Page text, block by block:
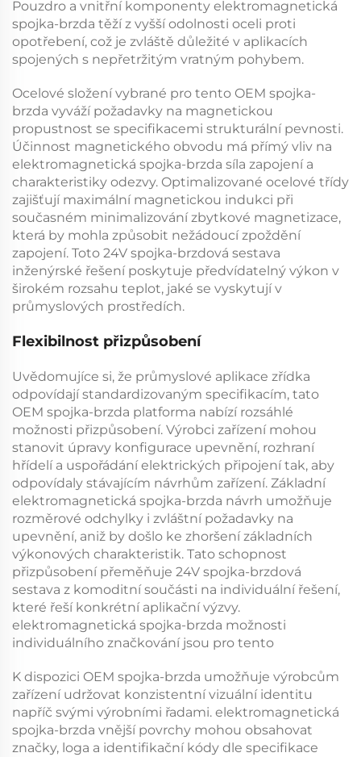
Pouzdro a vnitřní komponenty elektromagnetická
spojka-brzda těží z vyšší odolnosti oceli proti
opotřebení, což je zvláště důležité v aplikacích
spojených s nepřetržitým vratným pohybem.
Ocelové složení vybrané pro tento OEM spojka-
brzda vyváží požadavky na magnetickou
propustnost se specifikacemi strukturální pevnosti.
Účinnost magnetického obvodu má přímý vliv na
elektromagnetická spojka-brzda síla zapojení a
charakteristiky odezvy. Optimalizované ocelové třídy
zajišťují maximální magnetickou indukci při
současném minimalizování zbytkové magnetizace,
která by mohla způsobit nežádoucí zpoždění
zapojení. Toto 24V spojka-brzdová sestava
inženýrské řešení poskytuje předvídatelný výkon v
širokém rozsahu teplot, jaké se vyskytují v
průmyslových prostředích.
Flexibilnost přizpůsobení
Uvědomujíce si, že průmyslové aplikace zřídka
odpovídají standardizovaným specifikacím, tato
OEM spojka-brzda platforma nabízí rozsáhlé
možnosti přizpůsobení. Výrobci zařízení mohou
stanovit úpravy konfigurace upevnění, rozhraní
hřídelí a uspořádání elektrických připojení tak, aby
odpovídaly stávajícím návrhům zařízení. Základní
elektromagnetická spojka-brzda návrh umožňuje
rozměrové odchylky i zvláštní požadavky na
upevnění, aniž by došlo ke zhoršení základních
výkonových charakteristik. Tato schopnost
přizpůsobení přeměňuje 24V spojka-brzdová
sestava z komoditní součásti na individuální řešení,
které řeší konkrétní aplikační výzvy.
elektromagnetická spojka-brzda možnosti
individuálního značkování jsou pro tento
K dispozici OEM spojka-brzda umožňuje výrobcům
zařízení udržovat konzistentní vizuální identitu
napříč svými výrobními řadami. elektromagnetická
spojka-brzda vnější povrchy mohou obsahovat
značky, loga a identifikační kódy dle specifikace